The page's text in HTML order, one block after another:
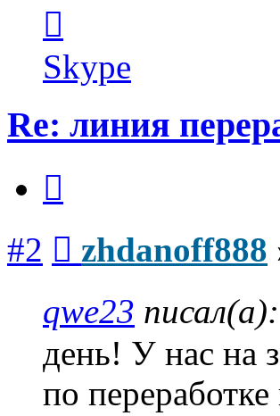
пользователя
zhdanoff888
Skype
Re: линия
#2 zhdanoff888
qwe23 писал(а):
день! У нас на
по